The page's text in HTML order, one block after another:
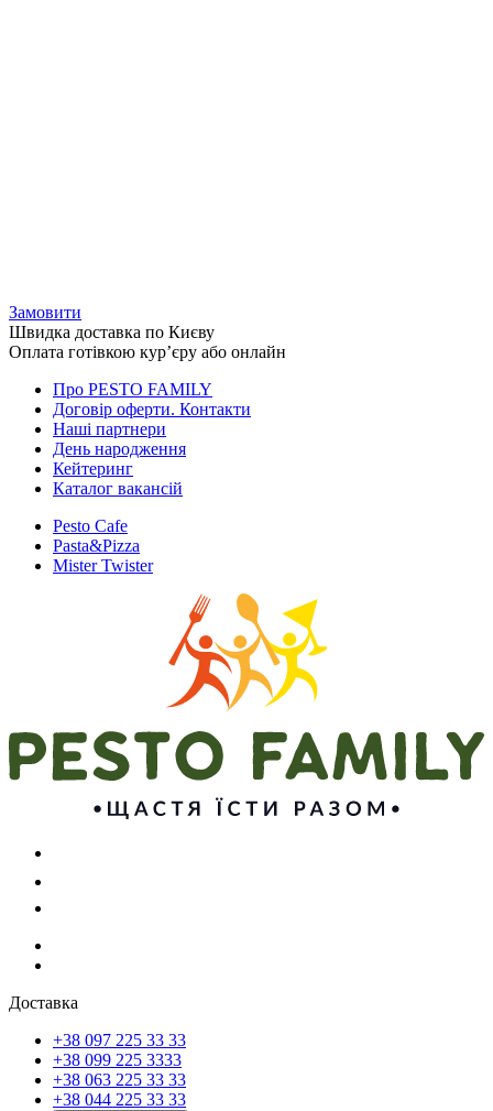
Замовити
Швидка доставка по Києву
Оплата готівкою кур’єру або онлайн
Про PESTO FAMILY
Договір оферти. Контакти
Наші партнери
День народження
Кейтеринг
Каталог вакансій
Pesto Cafe
Pasta&Pizza
Mister Twister
Доставка
+38 097 225 33 33
+38 099 225 3333
+38 063 225 33 33
+38 044 225 33 33